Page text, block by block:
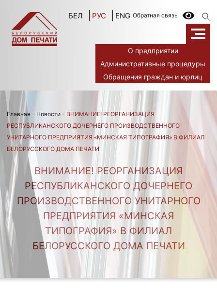
БЕЛ РУС ENG Обратная связь
О предприятии
Административные процедуры
Обращения граждан и юрлиц
Главная - Новости - ВНИМАНИЕ! РЕОРГАНИЗАЦИЯ
РЕСПУБЛИКАНСКОГО ДОЧЕРНЕГО ПРОИЗВОДСТВЕННОГО
УНИТАРНОГО ПРЕДПРИЯТИЯ «МИНСКАЯ ТИПОГРАФИЯ» В ФИЛИАЛ
БЕЛОРУССКОГО ДОМА ПЕЧАТИ
ВНИМАНИЕ! РЕОРГАНИЗАЦИЯ
РЕСПУБЛИКАНСКОГО ДОЧЕРНЕГО
ПРОИЗВОДСТВЕННОГО УНИТАРНОГО
ПРЕДПРИЯТИЯ «МИНСКАЯ
ТИПОГРАФИЯ» В ФИЛИАЛ
БЕЛОРУССКОГО ДОМА ПЕЧАТИ